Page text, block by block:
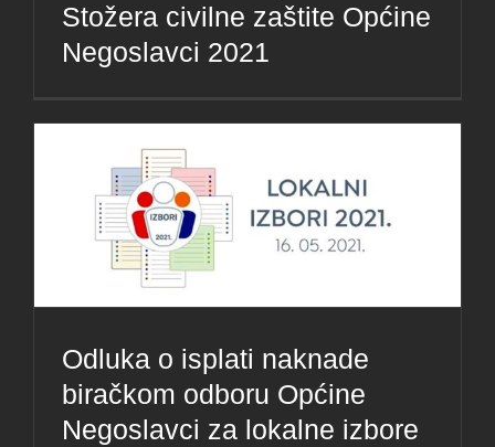
Stožera civilne zaštite Općine
Negoslavci 2021
Odluka o isplati naknade
biračkom odboru Općine
Negoslavci za lokalne izbore